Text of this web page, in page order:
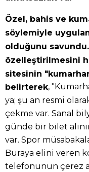
Özel, bahis ve
söylemiyle
olduğunu
özelleştirilmesini
sitesinin
belirterek,
ya; şu an resmi
çekme var. Sanal
günde bir bilet
var. Spor
Buraya elini veren
telefonunun çerez